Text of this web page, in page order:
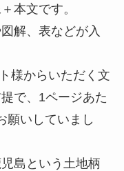
本文です。
解、表などが入
様からいただく文
で、1ページあた
願いしていまし
島という土地柄